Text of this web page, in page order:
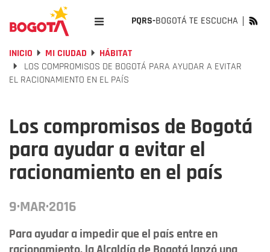
PQRS-BOGOTÁ TE ESCUCHA
INICIO MI CIUDAD
HÁBITAT
LOS COMPROMISOS DE BOGOTÁ PARA AYUDAR A EVITAR
EL RACIONAMIENTO EN EL PAÍS
Los compromisos de Bogotá
para ayudar a evitar el
racionamiento en el país
9·MAR·2016
Para ayudar a impedir que el país entre en